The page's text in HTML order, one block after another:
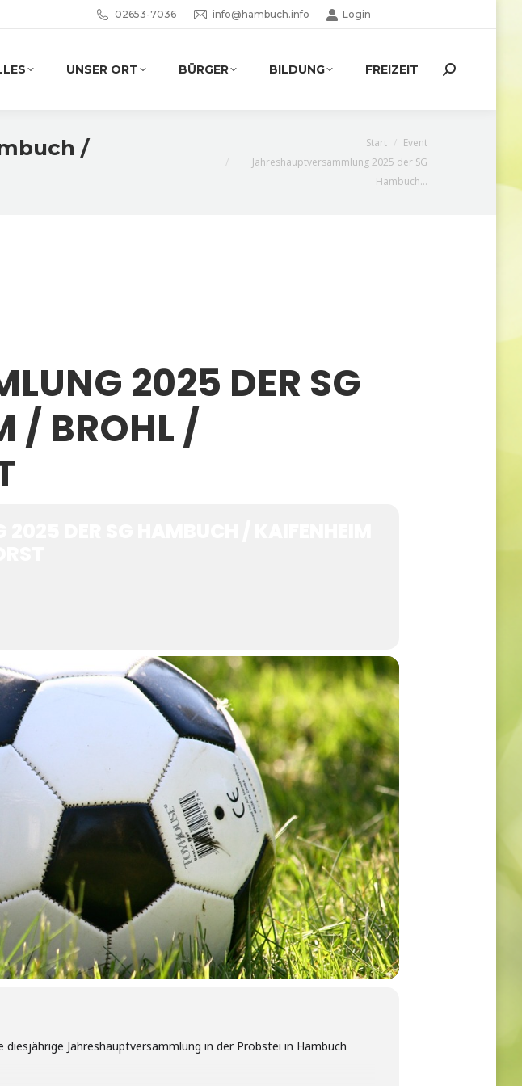
02653-7036 info@hambuch.info Login
UNSER ORT BÜRGER BILDUNG FREIZEIT Search:
/
Start
Event
Jahreshauptversammlung 2025 der SG
Hambuch…
2025 DER SG
/ BROHL /
diesjährige Jahreshauptversammlung in der Probstei in Hambuch